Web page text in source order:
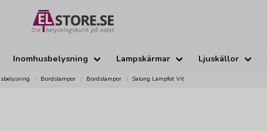
Inomhusbelysning Lampskärmar Ljuskällor
Bordslampor Bordslampor Salong Lampfot Vit